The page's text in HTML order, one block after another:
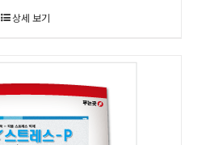
상세 보기